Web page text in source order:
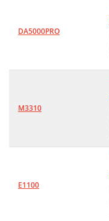
DA5000PRO
M3310
E1100